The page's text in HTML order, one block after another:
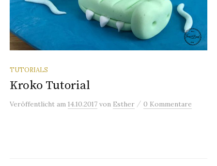
TUTORIALS
Kroko Tutorial
Veröffentlicht am 14.10.2017 von Esther / 0 Kommentare